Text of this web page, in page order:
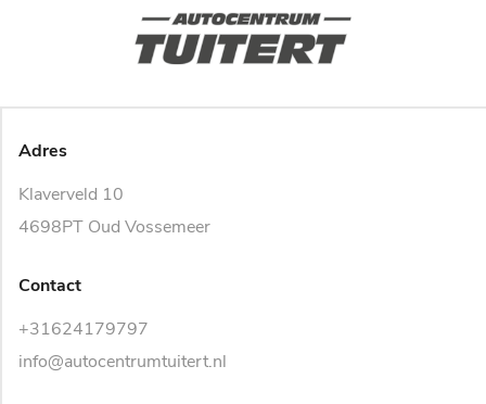
Adres
Klaverveld 10
4698PT Oud Vossemeer
Contact
+31624179797
info@autocentrumtuitert.nl